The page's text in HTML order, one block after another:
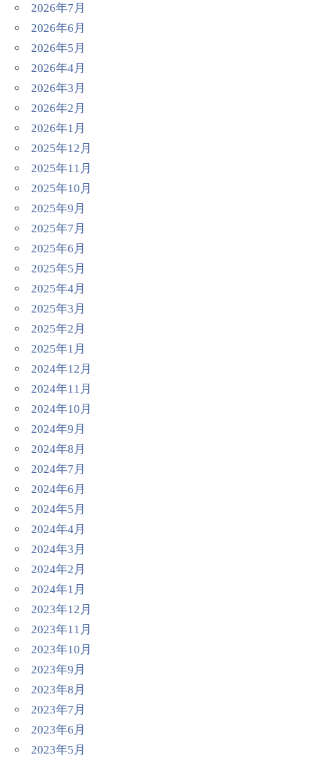
2026年7月
2026年6月
2026年5月
2026年4月
2026年3月
2026年2月
2026年1月
2025年12月
2025年11月
2025年10月
2025年9月
2025年7月
2025年6月
2025年5月
2025年4月
2025年3月
2025年2月
2025年1月
2024年12月
2024年11月
2024年10月
2024年9月
2024年8月
2024年7月
2024年6月
2024年5月
2024年4月
2024年3月
2024年2月
2024年1月
2023年12月
2023年11月
2023年10月
2023年9月
2023年8月
2023年7月
2023年6月
2023年5月